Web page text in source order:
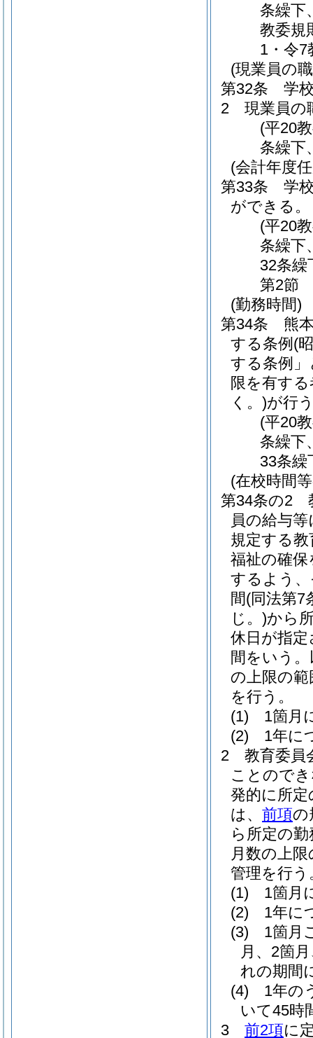
条繰下
教委規
1・令7
(現業員の
第32条
学
2
現業員の
(平20
条繰下
(会計年度
第33条
学
ができる。
(平20
条繰下
32条繰
第2節
(勤務時間)
第34条
熊
する条例 (
する条例
限を有す
く。)が行
(平20
条繰下
33条繰
(在校時間
第34条の2
員の給与
規定する教
福祉の確
するよう
間(同法第7
じ。)から
休日が指
間をいう
の上限の
を行う。
(1)
1箇月
(2)
1年に
2
教育委員
ことので
発的に所
は、 前項の
ら所定の
月数の上
管理を行う
(1)
1箇月
(2)
1年に
(3)
1箇月
月、2箇
れの期間
(4)
1年の
いて45時
3
前2項に